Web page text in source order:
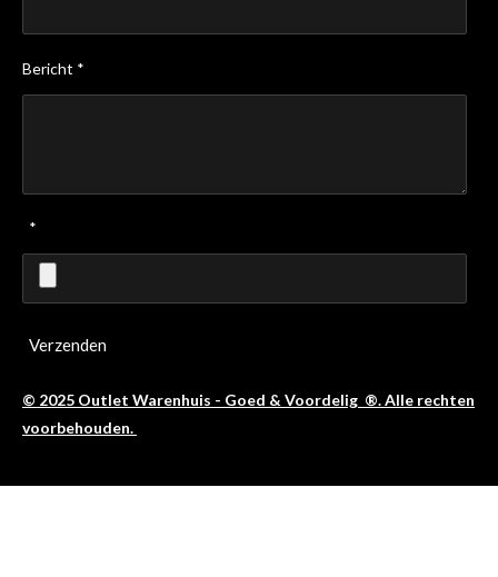
Bericht *
*
Verzenden
© 2025 Outlet Warenhuis - Goed & Voordelig ®. Alle rechten
voorbehouden.